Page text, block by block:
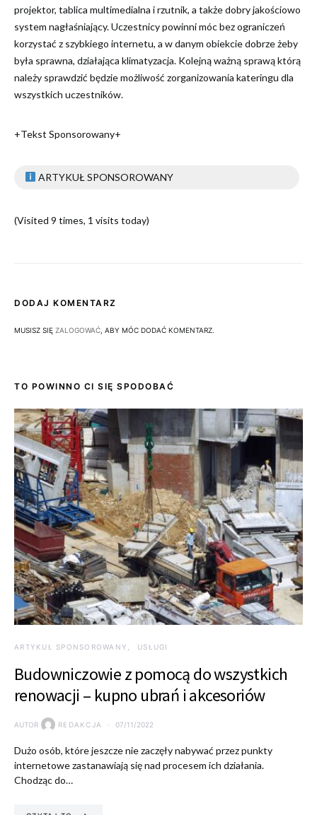
projektor, tablica multimedialna i rzutnik, a także dobry jakościowo
system nagłaśniający. Uczestnicy powinni móc bez ograniczeń
korzystać z szybkiego internetu, a w danym obiekcie dobrze żeby
była sprawna, działająca klimatyzacja. Kolejną ważną sprawą którą
należy sprawdzić będzie możliwość zorganizowania kateringu dla
wszystkich uczestników.
+Tekst Sponsorowany+
ARTYKUŁ SPONSOROWANY
(Visited 9 times, 1 visits today)
DODAJ KOMENTARZ
MUSISZ SIĘ ZALOGOWAĆ , ABY MÓC DODAĆ KOMENTARZ.
TO POWINNO CI SIĘ SPODOBAĆ
ARTYKUŁ SPONSOROWANY USŁUGI
Budowniczowie z pomocą do wszystkich
renowacji – kupno ubrań i akcesoriów
AUTOR REDAKCJA 07/11/2022
Dużo osób, które jeszcze nie zaczęły nabywać przez punkty
internetowe zastanawiają się nad procesem ich działania.
Chodząc do…